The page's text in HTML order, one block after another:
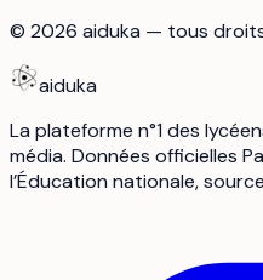
© 2026 aiduka — tous
aiduka
La plateforme n°1 des
média. Données officielles
l’Éducation nationale,